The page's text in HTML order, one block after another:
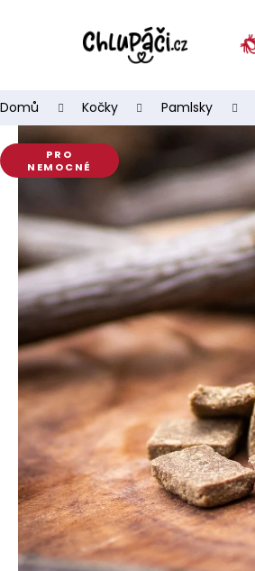
Domů Kočky Pamlsky
PRO
NEMOCNÉ
k
ZPĚT
OBCHODU
ZPĚT
OBCHODU
HLEDAT